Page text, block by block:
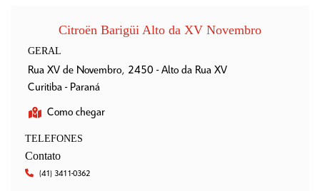
Citroën Barigüi Alto da XV Novembro
GERAL
Rua XV de Novembro, 2450 - Alto da Rua XV
Curitiba - Paraná
Como chegar
TELEFONES
Contato
(41) 3411-0362